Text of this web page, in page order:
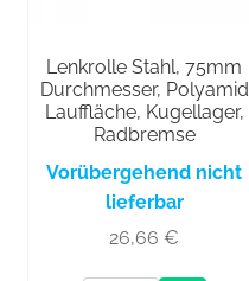
Lenkrolle Stahl, 75mm
Durchmesser, Polyamid
Lauffläche, Kugellager,
Radbremse
Vorübergehend nicht
lieferbar
26,66€